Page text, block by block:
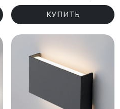
КУПИТЬ